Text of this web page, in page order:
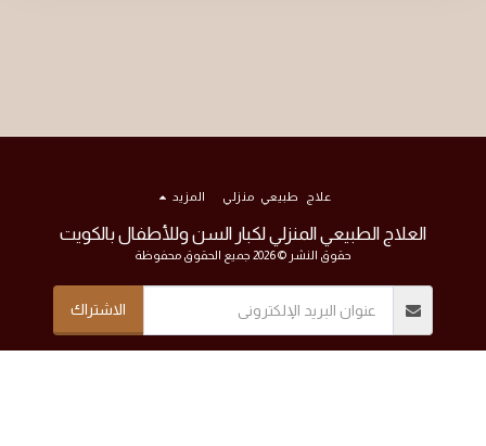
العلاج الطبيعي المنزلي لكبار السن وللأطفال بالكويت
حقوق النشر © 2026 جميع الحقوق محفوظة
علاج طبيعي منزلي المزيد
الاشتراك